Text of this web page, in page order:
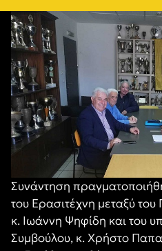
Συνάντηση
του Ερασιτέχνη μεταξύ
κ. Ιωάννη Ψηφίδη και του
Συμβούλου, κ. Χρήστο